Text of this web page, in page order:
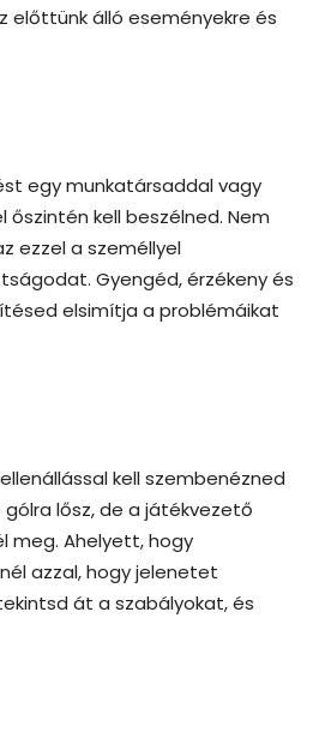
előttünk álló eseményekre és
egy munkatársaddal vagy
kell beszélned. Nem
ezzel a személlyel
Gyengéd, érzékeny és
elsimítja a problémáikat
kell szembenézned
gólra lősz, de a játékvezető
meg. Ahelyett, hogy
azzal, hogy jelenetet
át a szabályokat, és